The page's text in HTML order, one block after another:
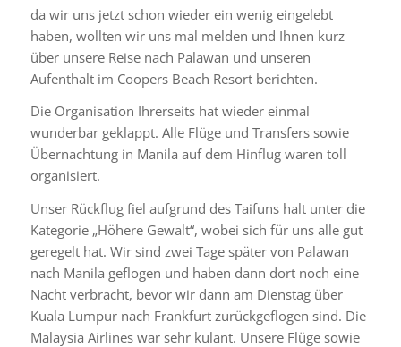
da wir uns jetzt schon wieder ein wenig eingelebt
haben, wollten wir uns mal melden und Ihnen kurz
über unsere Reise nach Palawan und unseren
Aufenthalt im Coopers Beach Resort berichten.
Die Organisation Ihrerseits hat wieder einmal
wunderbar geklappt. Alle Flüge und Transfers sowie
Übernachtung in Manila auf dem Hinflug waren toll
organisiert.
Unser Rückflug fiel aufgrund des Taifuns halt unter die
Kategorie „Höhere Gewalt“, wobei sich für uns alle gut
geregelt hat. Wir sind zwei Tage später von Palawan
nach Manila geflogen und haben dann dort noch eine
Nacht verbracht, bevor wir dann am Dienstag über
Kuala Lumpur nach Frankfurt zurückgeflogen sind. Die
Malaysia Airlines war sehr kulant. Unsere Flüge sowie